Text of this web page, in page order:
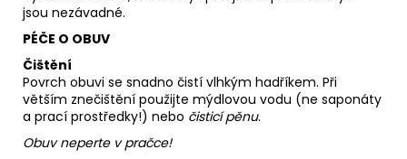
jsou nezávadné.
PÉČE O OBUV
Čištění
Povrch obuvi se snadno čistí vlhkým hadříkem. Při
větším znečištění použijte mýdlovou vodu (ne saponáty
a prací prostředky!) nebo čisticí pěnu.
Obuv neperte v pračce!